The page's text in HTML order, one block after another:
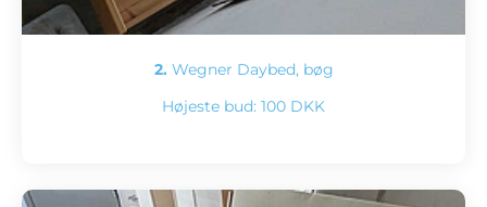
2. Wegner Daybed, bøg
Højeste bud: 100 DKK